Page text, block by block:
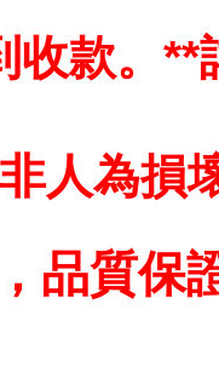
款。 **
非人為損
品質保